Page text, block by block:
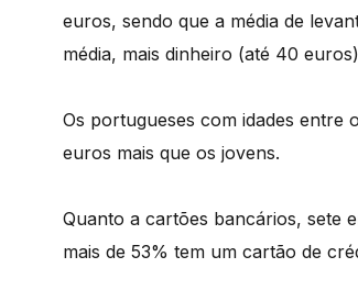
euros, sendo que a média de
média, mais dinheiro (até 40
Os portugueses com idades entre
euros mais que os jovens.
Quanto a cartões bancários, sete
mais de 53% tem um cartão de